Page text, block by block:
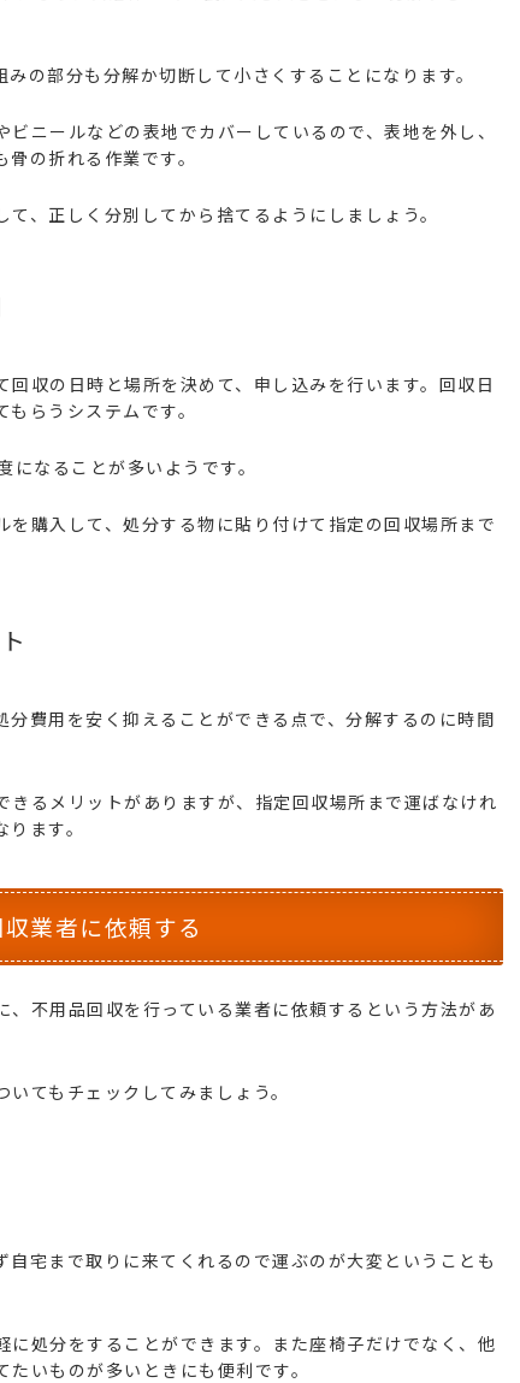
の部分も分解か切断して小さくすることになります。
ニールなどの表地でカバーしているので、表地を外し、
の折れる作業です。
、正しく分別してから捨てるようにしましょう。
収の日時と場所を決めて、申し込みを行います。回収日
らうシステムです。
なることが多いようです。
購入して、処分する物に貼り付けて指定の回収場所まで
費用を安く抑えることができる点で、分解するのに時間
るメリットがありますが、指定回収場所まで運ばなけれ
ます。
業者に依頼する
不用品回収を行っている業者に依頼するという方法があ
てもチェックしてみましょう。
宅まで取りに来てくれるので運ぶのが大変ということも
処分をすることができます。また座椅子だけでなく、他
いものが多いときにも便利です。